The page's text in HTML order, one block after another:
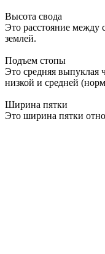
Высота свода
Это расстояние между
землей.
Подъем стопы
Это средняя выпуклая
низкой и средней
Ширина пятки
Это ширина пятки